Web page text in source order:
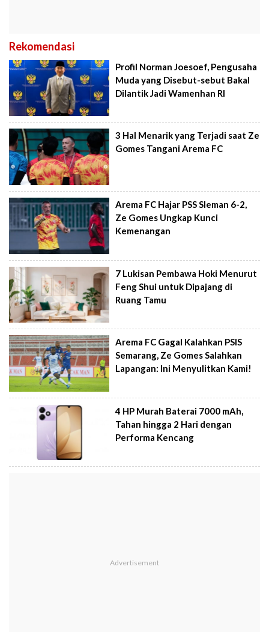
Rekomendasi
Profil Norman Joesoef, Pengusaha
Muda yang Disebut-sebut Bakal
Dilantik Jadi Wamenhan RI
3 Hal Menarik yang Terjadi saat Ze
Gomes Tangani Arema FC
Arema FC Hajar PSS Sleman 6-2,
Ze Gomes Ungkap Kunci
Kemenangan
7 Lukisan Pembawa Hoki Menurut
Feng Shui untuk Dipajang di
Ruang Tamu
Arema FC Gagal Kalahkan PSIS
Semarang, Ze Gomes Salahkan
Lapangan: Ini Menyulitkan Kami!
4 HP Murah Baterai 7000 mAh,
Tahan hingga 2 Hari dengan
Performa Kencang